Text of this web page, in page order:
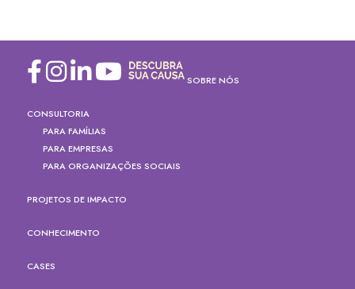
SOBRE NÓS
CONSULTORIA
PARA FAMÍLIAS
PARA EMPRESAS
PARA ORGANIZAÇÕES SOCIAIS
PROJETOS DE IMPACTO
CONHECIMENTO
CASES